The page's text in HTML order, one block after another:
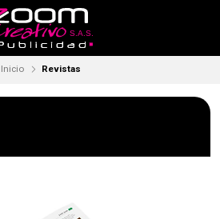
Inicio Revistas